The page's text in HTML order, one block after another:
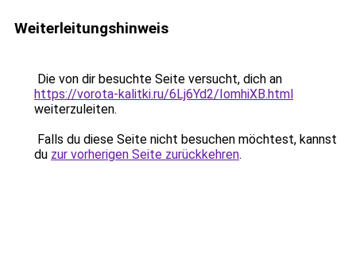
Weiterleitungshinweis
Die von dir besuchte Seite versucht, dich an
https://vorota-kalitki.ru/6Lj6Yd2/IomhiXB.html
weiterzuleiten.
Falls du diese Seite nicht besuchen möchtest, kannst
du zur vorherigen Seite zurückkehren.